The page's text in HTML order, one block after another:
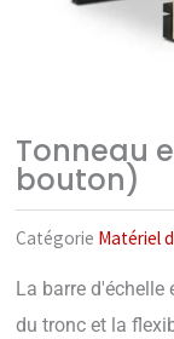
Tonneau
bouton)
Catégorie Matériel
La barre
du tronc et la